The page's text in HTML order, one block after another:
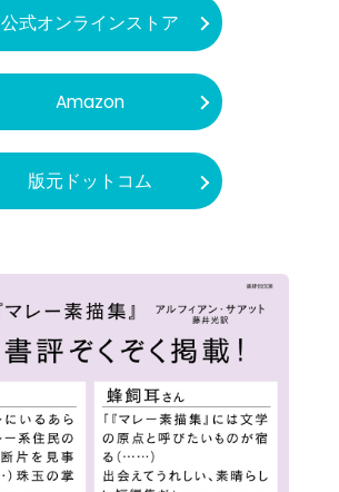
公式オンラインストア
Amazon
版元ドットコム